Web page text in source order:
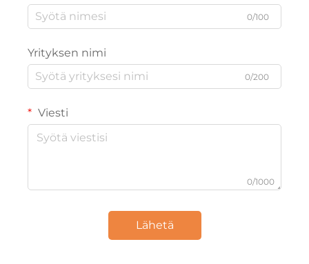
0/100
Yrityksen nimi
0/200
Viesti
0/1000
Lähetä